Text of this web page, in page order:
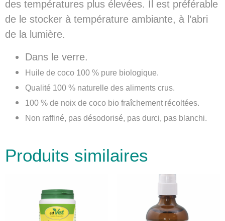
des températures plus élevées. Il est préférable
de le stocker à température ambiante, à l’abri
de la lumière.
Dans le verre.
Huile de coco 100 % pure biologique.
Qualité 100 % naturelle des aliments crus.
100 % de noix de coco bio fraîchement récoltées.
Non raffiné, pas désodorisé, pas durci, pas blanchi.
Produits similaires